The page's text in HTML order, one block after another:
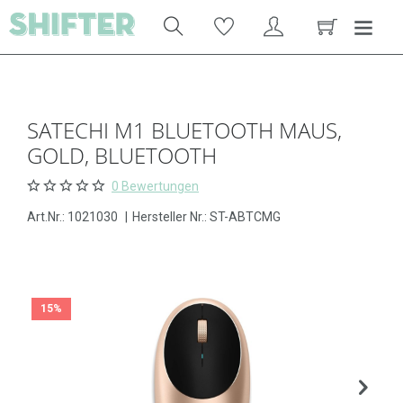
SATECHI M1 BLUETOOTH MAUS,
GOLD, BLUETOOTH
0 Bewertungen
Art.Nr.: 1021030 Hersteller Nr.: ST-ABTCMG
15%